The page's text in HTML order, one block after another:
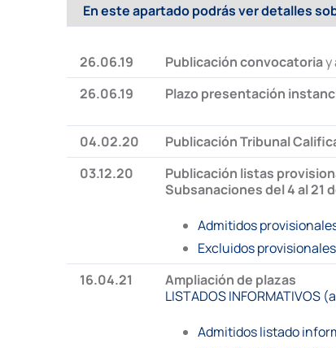
En este apartado podrás ver detalles
26.06.19 Publicación convocatoriay
26.06.19
Plazo presentación
04.02.20
Publicación Tribunal
03.12.20
Publicación listas
Subsanaciones del 4 al 21
Admitidos
Excluidos
16.04.21
Ampliación de plazas
LISTADOS INFORMATIVOS
Admitidos listado